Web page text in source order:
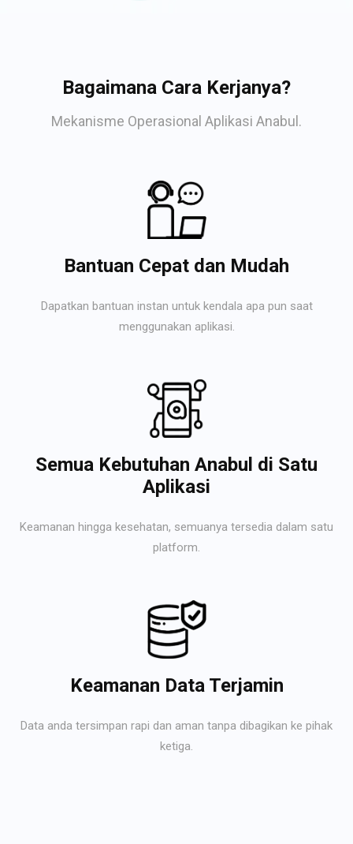
Bagaimana Cara Kerjanya?
Mekanisme Operasional Aplikasi Anabul.
Bantuan Cepat dan Mudah
Dapatkan bantuan instan untuk kendala apa pun saat
menggunakan aplikasi.
Semua Kebutuhan Anabul di Satu
Aplikasi
Keamanan hingga kesehatan, semuanya tersedia dalam satu
platform.
Keamanan Data Terjamin
Data anda tersimpan rapi dan aman tanpa dibagikan ke pihak
ketiga.